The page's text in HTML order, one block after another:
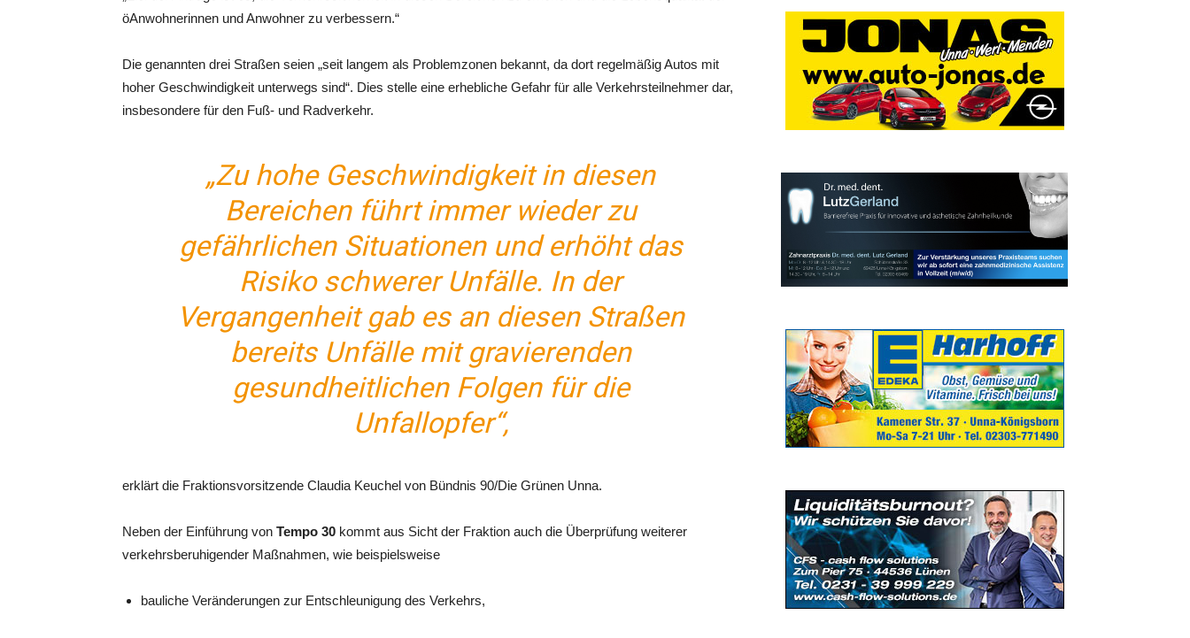
öAnwohnerinnen und Anwohner zu verbessern.“
Die genannten drei Straßen seien „seit langem als Problemzonen bekannt, da dort regelmäßig Autos mit
hoher Geschwindigkeit unterwegs sind“. Dies stelle eine erhebliche Gefahr für alle Verkehrsteilnehmer dar,
insbesondere für den Fuß- und Radverkehr.
„Zu hohe Geschwindigkeit in diesen
Bereichen führt immer wieder zu
gefährlichen Situationen und erhöht das
Risiko schwerer Unfälle. In der
Vergangenheit gab es an diesen Straßen
bereits Unfälle mit gravierenden
gesundheitlichen Folgen für die
Unfallopfer“,
erklärt die Fraktionsvorsitzende Claudia Keuchel von Bündnis 90/Die Grünen Unna.
Neben der Einführung von Tempo 30 kommt aus Sicht der Fraktion auch die Überprüfung weiterer
verkehrsberuhigender Maßnahmen, wie beispielsweise
bauliche Veränderungen zur Entschleunigung des Verkehrs,